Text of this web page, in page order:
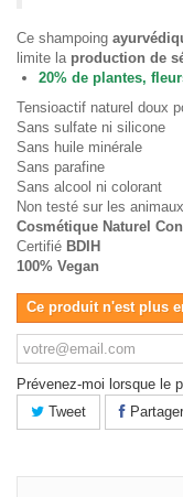
Ce shampoing
limite la production de
20% de plantes,
Tensioactif naturel doux
Sans sulfate ni silicone
Sans huile minérale
Sans parafine
Sans alcool ni colorant
Non testé sur les animaux
Cosmétique Naturel
Certifié BDIH
100% Vegan
Ce produit n'est plus
Prévenez-moi lorsque le
Tweet
Partager